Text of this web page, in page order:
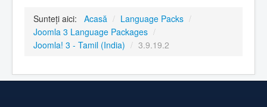
Sunteți aici: Acasă / Language Packs /
Joomla 3 Language Packages /
Joomla! 3 - Tamil (India) / 3.9.19.2